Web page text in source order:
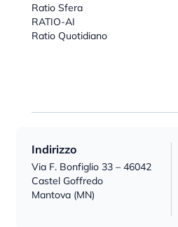
Ratio Sfera
RATIO-AI
Ratio Quotidiano
Indirizzo
Via F. Bonfiglio 33 – 46042
Castel Goffredo
Mantova (MN)